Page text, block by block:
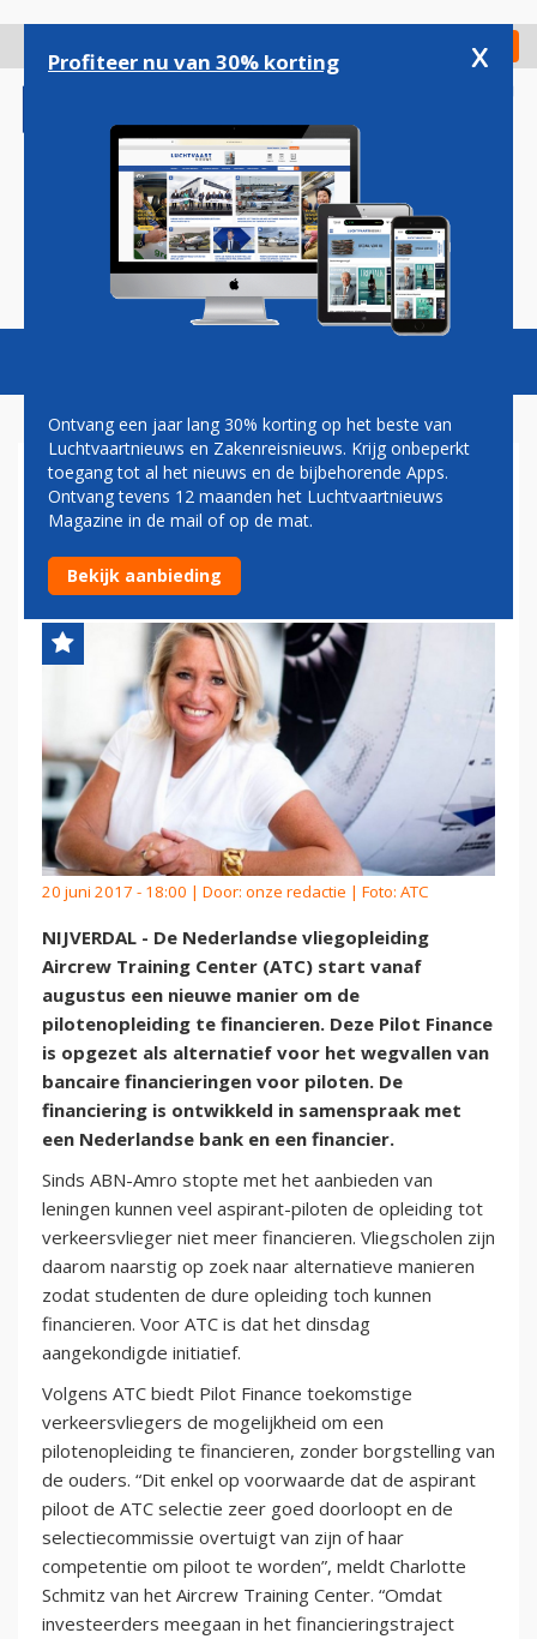
gaan
Check in
Magazine Podcasts Vacatures
VLIEGOPLEIDING ATC KOMT
MET ALTERNATIEVE
FINANCIERING
20 juni 2017 - 18:00 | Door: onze redactie | Foto: ATC
NIJVERDAL - De Nederlandse vliegopleiding
Aircrew Training Center (ATC) start vanaf
augustus een nieuwe manier om de
pilotenopleiding te financieren. Deze Pilot Finance
is opgezet als alternatief voor het wegvallen van
bancaire financieringen voor piloten. De
financiering is ontwikkeld in samenspraak met
een Nederlandse bank en een financier.
Sinds ABN-Amro stopte met het aanbieden van
leningen kunnen veel aspirant-piloten de opleiding tot
verkeersvlieger niet meer financieren. Vliegscholen zijn
daarom naarstig op zoek naar alternatieve manieren
zodat studenten de dure opleiding toch kunnen
financieren. Voor ATC is dat het dinsdag
aangekondigde initiatief.
Volgens ATC biedt Pilot Finance toekomstige
verkeersvliegers de mogelijkheid om een
pilotenopleiding te financieren, zonder borgstelling van
de ouders. “Dit enkel op voorwaarde dat de aspirant
piloot de ATC selectie zeer goed doorloopt en de
selectiecommissie overtuigt van zijn of haar
competentie om piloot te worden”, meldt Charlotte
Schmitz van het Aircrew Training Center. “Omdat
investeerders meegaan in het financieringstraject
Profiteer nu van 30% korting x
Ontvang een jaar lang 30% korting op het beste van
Luchtvaartnieuws en Zakenreisnieuws. Krijg onbeperkt
toegang tot al het nieuws en de bijbehorende Apps.
Ontvang tevens 12 maanden het Luchtvaartnieuws
Magazine in de mail of op de mat.
Bekijk aanbieding